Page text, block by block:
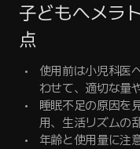
子どもへメラ
点
使用前は小児科医
わせて、適切な量
睡眠不足の原因を
用、生活リズムの
年齢と使用量に注